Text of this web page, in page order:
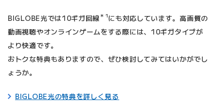
BIGLOBE光では10ギガ回線＊1にも対応しています。高画質の
動画視聴やオンラインゲームをする際には、10ギガタイプが
より快適です。
おトクな特典もありますので、ぜひ検討してみてはいかがでし
ょうか。
BIGLOBE光の特典を詳しく見る